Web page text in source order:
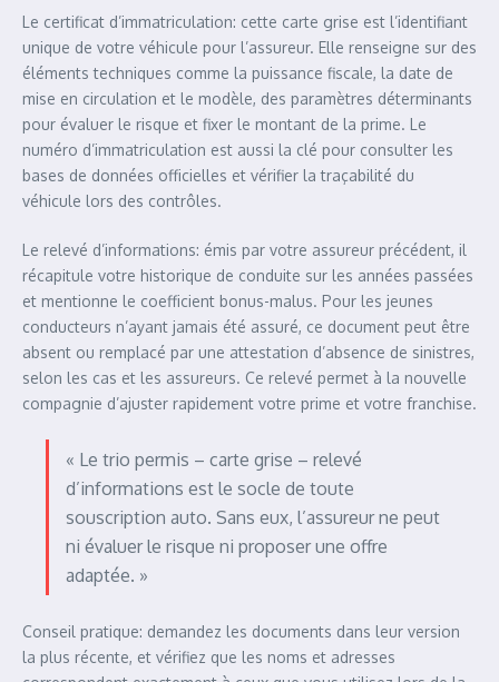
Le certificat d’immatriculation: cette carte grise est l’identifiant
unique de votre véhicule pour l’assureur. Elle renseigne sur des
éléments techniques comme la puissance fiscale, la date de
mise en circulation et le modèle, des paramètres déterminants
pour évaluer le risque et fixer le montant de la prime. Le
numéro d’immatriculation est aussi la clé pour consulter les
bases de données officielles et vérifier la traçabilité du
véhicule lors des contrôles.
Le relevé d’informations: émis par votre assureur précédent, il
récapitule votre historique de conduite sur les années passées
et mentionne le coefficient bonus-malus. Pour les jeunes
conducteurs n’ayant jamais été assuré, ce document peut être
absent ou remplacé par une attestation d’absence de sinistres,
selon les cas et les assureurs. Ce relevé permet à la nouvelle
compagnie d’ajuster rapidement votre prime et votre franchise.
« Le trio permis – carte grise – relevé
d’informations est le socle de toute
souscription auto. Sans eux, l’assureur ne peut
ni évaluer le risque ni proposer une offre
adaptée. »
Conseil pratique: demandez les documents dans leur version
la plus récente, et vérifiez que les noms et adresses